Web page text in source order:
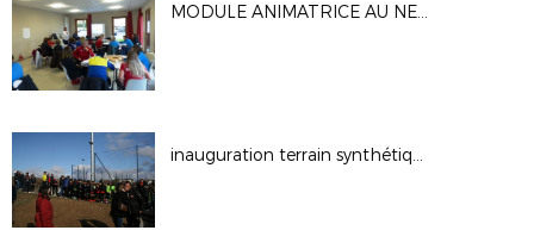
MODULE ANIMATRICE AU NEUBOURG
inauguration terrain synthétique de Gisors